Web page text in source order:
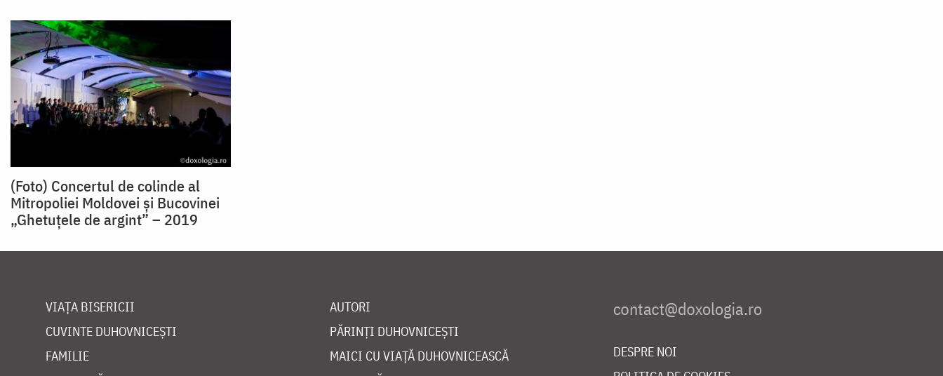
(Foto) Concertul de colinde al
Mitropoliei Moldovei și Bucovinei
„Ghetuțele de argint” – 2019
VIAȚA BISERICII
CUVINTE DUHOVNICEȘTI
FAMILIE
AUTORI
PĂRINȚI DUHOVNICEȘTI
MAICI CU VIAȚĂ DUHOVNICEASCĂ
DESPRE NOI